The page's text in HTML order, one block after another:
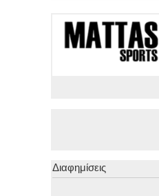
Διαφημίσεις